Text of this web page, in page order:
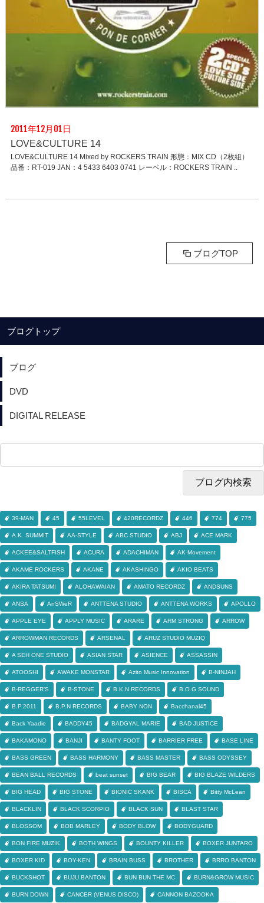
2011年12月01日
LOVE&CULTURE 14
LOVE&CULTURE 14 Mixed by ROCKERS TRAIN 形態：MIX CD（2枚組）
品番：RT-019 JAN：4 5433 6403 0741 レーベル：ROCKERS TRAIN ..
ブログTOP
ブログトップ
ブログ
DVD
DIGITAL RELEASE
39-MAN 45 55LEVEL 420RECORDZ 446 774 775
A.K. SUMMIT AA-STYLE ABC STUDIO ABJ ACE MARK
ACKEE&SALTFISH ACURA ADACHIMAN AK-Movement
AKAME ROCKERS AKANE AKASHINGO AKIO BEATS
AKIRA TATSUMI ALOHAWAIAN AMATO RECORDZ ANDSUNS
ANSA AnSWeR ANTTENA STUDIO ANTTENA WORKS APOLLO
APPLE EYE APPLY MUSIC ARARE ARM STRONG ARROW
ARROWMAN RECORDS ARSENAL ARUZ STUDIO MUZIQ
A SEH ONE STUDIO ASIAN STAR ASIENCE ASSASSIN
ATOOSHI AWAKE MONSTAR Azito Music Innovation B-NINJAH
B-REGGER'S B-STONE B.K.N RECORDS B.O.G SOUND
B.P.2011 B.P.N RECORDS BABY NON Bacchanal45
Back Yaadie BADDY45 BADGYAL MARIE BAD JUSTICE
BAKAMONO BANJI BANTY FOOT BARRIER FREE BASE LINE
BASS GREEN BASS HARMONY BASS MASTER BASS ODYSSEY
BEAN BALL RECORDS beat sunset BIG BEAR BIG BLAZE WILDERS
BIG HEAD BIG STONE BIONIC SKANK BISCA Bitty McLean
BLACKLIN BLACK SCORPIO BLACK SUN BLAST STAR
BLOSSOM BOB MARLEY BODY BLOW BODYGUARD
BON FIRE MUZIK BOTH WINGS BOUNTY KILLER BOXER JUNTARO
BOXER KID BOY-KEN BRAIN BUSS BROTHER BRRO BANTON
BUCKSHOT BUJU BANTON BUN BUN THE MC BURN&GROW MUSIC
BURN DOWN CANCER (VENUS DISCO) CANNON BAZOOKA